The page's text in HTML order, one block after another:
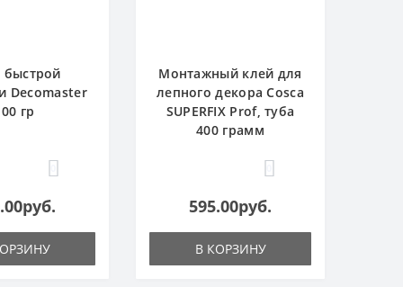
быстрой
Decomaster
гр
Монтажный клей для
лепного декора Cosca
SUPERFIX Prof, туба
400 грамм
595.00руб.
В КОРЗИНУ